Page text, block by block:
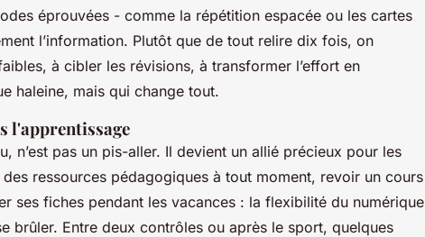
éprouvées - comme la répétition espacée ou les cartes
l’information. Plutôt que de tout relire dix fois, on
à cibler les révisions, à transformer l’effort en
haleine, mais qui change tout.
l'apprentissage
n’est pas un pis-aller. Il devient un allié précieux pour les
ressources pédagogiques à tout moment, revoir un cours
ses fiches pendant les vacances : la flexibilité du numérique
brûler. Entre deux contrôles ou après le sport, quelques